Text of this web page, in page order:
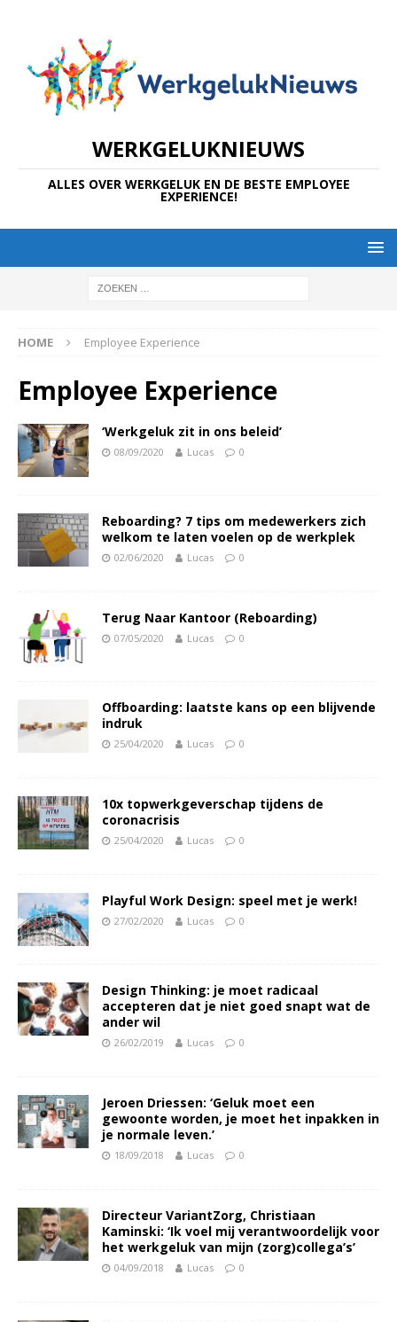
WERKGELUKNIEUWS
ALLES OVER WERKGELUK EN DE BESTE EMPLOYEE
EXPERIENCE!
HOME Employee Experience
Employee Experience
‘Werkgeluk zit in ons beleid’
08/09/2020 Lucas 0
Reboarding? 7 tips om medewerkers zich
welkom te laten voelen op de werkplek
02/06/2020 Lucas 0
Terug Naar Kantoor (Reboarding)
07/05/2020 Lucas 0
Offboarding: laatste kans op een blijvende
indruk
25/04/2020 Lucas 0
10x topwerkgeverschap tijdens de
coronacrisis
25/04/2020 Lucas 0
Playful Work Design: speel met je werk!
27/02/2020 Lucas 0
Design Thinking: je moet radicaal
accepteren dat je niet goed snapt wat de
ander wil
26/02/2019 Lucas 0
Jeroen Driessen: ‘Geluk moet een
gewoonte worden, je moet het inpakken in
je normale leven.’
18/09/2018 Lucas 0
Directeur VariantZorg, Christiaan
Kaminski: ‘Ik voel mij verantwoordelijk voor
het werkgeluk van mijn (zorg)collega’s’
04/09/2018 Lucas 0